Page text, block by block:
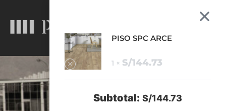
PISO SPC ARCE
1 × S/144.73
Subtotal: S/144.73